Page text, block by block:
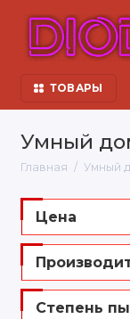
ТОВАРЫ
Умный
Главная Умный
Цена
Степень